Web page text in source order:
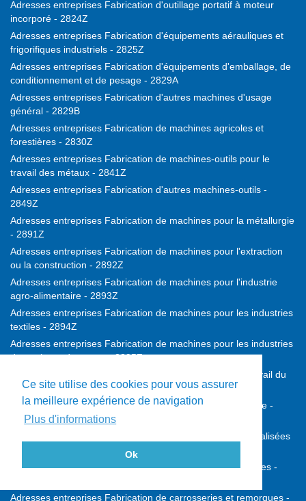
Ce site utilise des cookies pour vous assurer
la meilleure expérience de navigation
Plus d'informations
Ok
Adresses entreprises Fabrication d'outillage portatif à moteur
incorporé - 2824Z
Adresses entreprises Fabrication d'équipements aérauliques et
frigorifiques industriels - 2825Z
Adresses entreprises Fabrication d'équipements d'emballage, de
conditionnement et de pesage - 2829A
Adresses entreprises Fabrication d'autres machines d'usage
général - 2829B
Adresses entreprises Fabrication de machines agricoles et
forestières - 2830Z
Adresses entreprises Fabrication de machines-outils pour le
travail des métaux - 2841Z
Adresses entreprises Fabrication d'autres machines-outils -
2849Z
Adresses entreprises Fabrication de machines pour la métallurgie
- 2891Z
Adresses entreprises Fabrication de machines pour l'extraction
ou la construction - 2892Z
Adresses entreprises Fabrication de machines pour l'industrie
agro-alimentaire - 2893Z
Adresses entreprises Fabrication de machines pour les industries
textiles - 2894Z
Adresses entreprises Fabrication de machines pour les industries
du papier et du carton - 2895Z
Adresses entreprises Fabrication de machines pour le travail du
caoutchouc ou des plastiques - 2896Z
Adresses entreprises Fabrication de machines d'imprimerie -
2899A
Adresses entreprises Fabrication d'autres machines spécialisées
Adresses entreprises Construction de véhicules automobiles -
Adresses entreprises Fabrication de carrosseries et remorques -